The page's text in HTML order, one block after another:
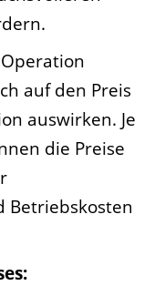
auf den Preis
auswirken. Je
die Preise
Betriebskosten